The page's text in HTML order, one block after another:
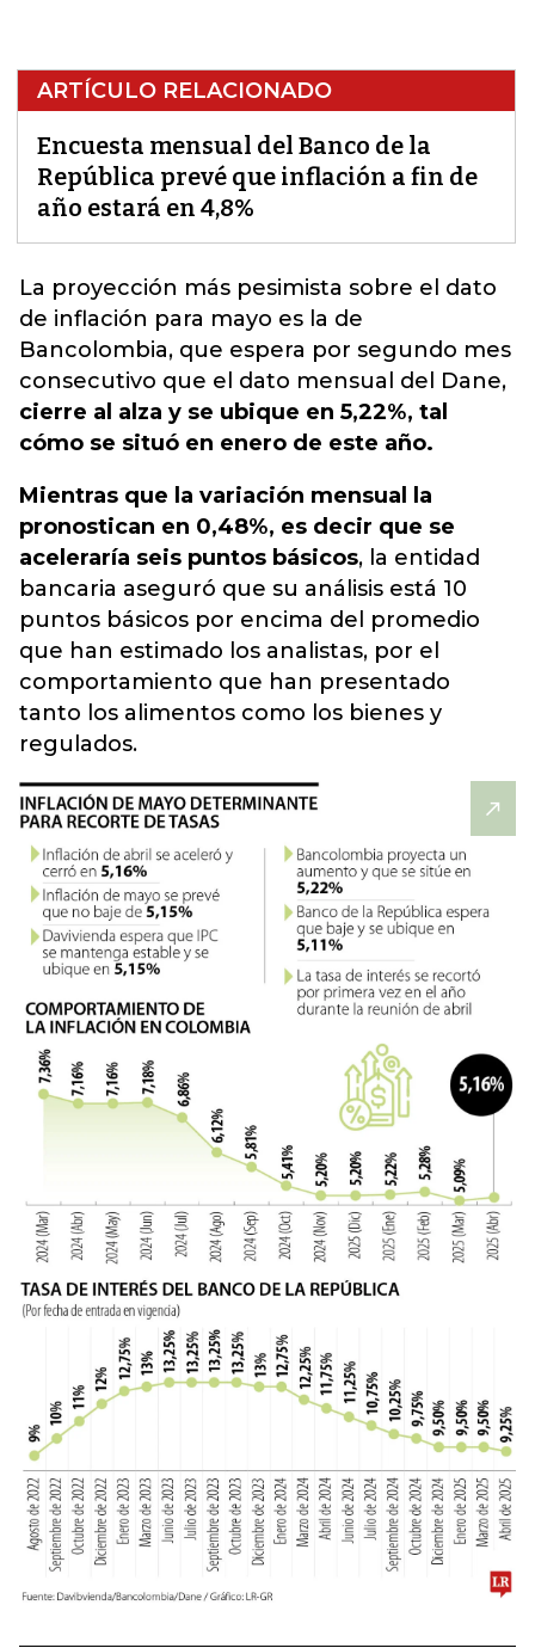
ARTÍCULO RELACIONADO
Encuesta mensual del Banco de la
República prevé que inflación a fin de
año estará en 4,8%
La proyección más pesimista sobre el dato
de inflación para mayo es la de
Bancolombia, que espera por segundo mes
consecutivo que el dato mensual del Dane,
cierre al alza y se ubique en 5,22%, tal
cómo se situó en enero de este año.
Mientras que la variación mensual la
pronostican en 0,48%, es decir que se
aceleraría seis puntos básicos, la entidad
bancaria aseguró que su análisis está 10
puntos básicos por encima del promedio
que han estimado los analistas, por el
comportamiento que han presentado
tanto los alimentos como los bienes y
regulados.